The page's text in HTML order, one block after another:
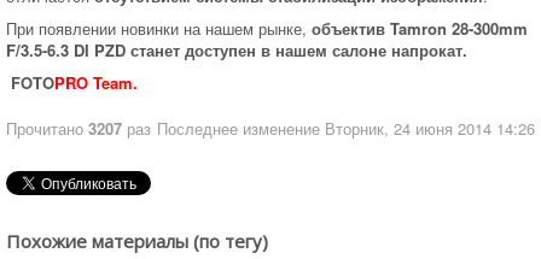
При появлении новинки на нашем рынке, объектив Tamron 28-300mm
F/3.5-6.3 DI PZD станет доступен в нашем салоне напрокат.
FOTOPRO Team.
Прочитано 3207 раз Последнее изменение Вторник, 24 июня 2014 14:26
Похожие материалы (по тегу)